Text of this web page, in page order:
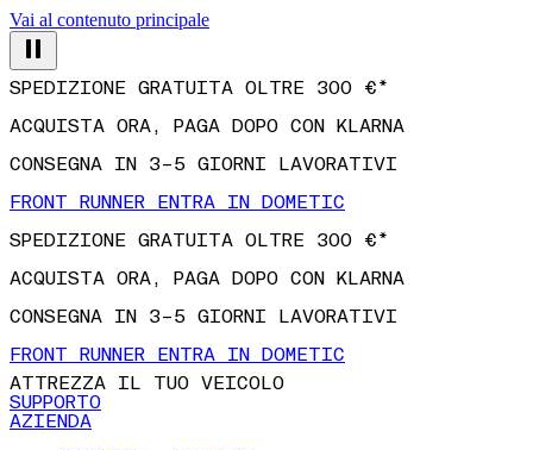
Vai al contenuto principale
SPEDIZIONE GRATUITA OLTRE 300 €*
ACQUISTA ORA, PAGA DOPO CON KLARNA
CONSEGNA IN 3–5 GIORNI LAVORATIVI
FRONT RUNNER ENTRA IN DOMETIC
SPEDIZIONE GRATUITA OLTRE 300 €*
ACQUISTA ORA, PAGA DOPO CON KLARNA
CONSEGNA IN 3–5 GIORNI LAVORATIVI
FRONT RUNNER ENTRA IN DOMETIC
ATTREZZA IL TUO VEICOLO
SUPPORTO
AZIENDA